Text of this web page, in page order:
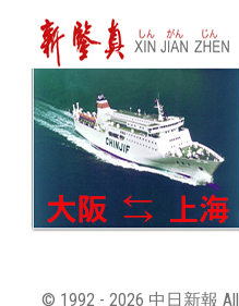
© 1992 - 2026 中日新報 All